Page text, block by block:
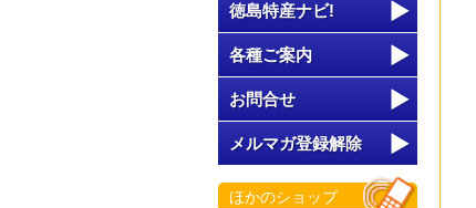
徳島特産ナビ!
各種ご案内
お問合せ
メルマガ登録解除
ほかのショップ